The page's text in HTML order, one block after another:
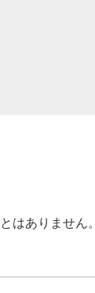
はありません。